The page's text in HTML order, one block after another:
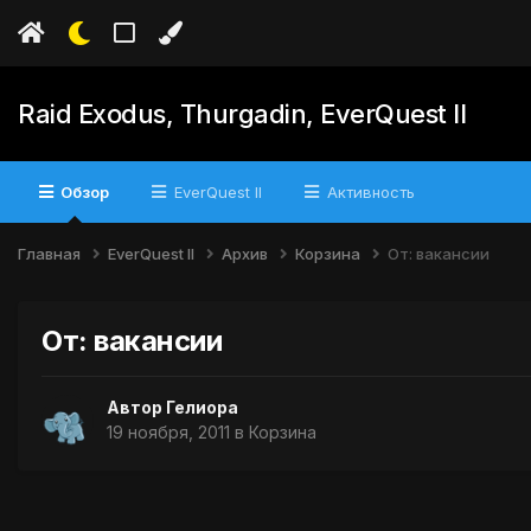
Raid Exodus, Thurgadin, EverQuest II
Обзор EverQuest II Активность
Главная EverQuest II Архив Корзина От: вакансии
От: вакансии
Автор Гелиора
19 ноября, 2011 в Корзина